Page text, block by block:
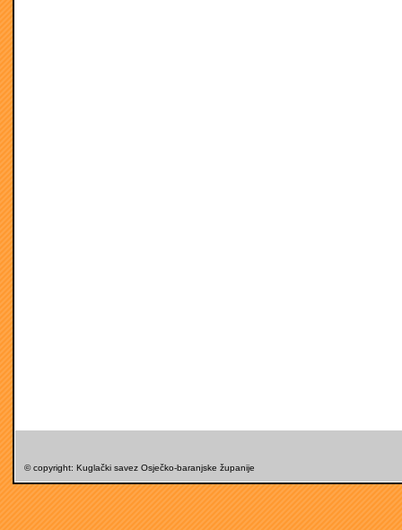
© copyright: Kuglački savez Osječko-baranjske županije